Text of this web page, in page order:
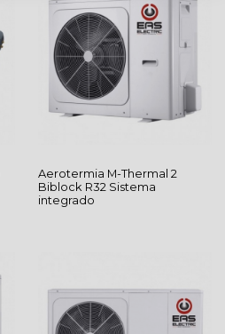
Aerotermia M-Thermal 2
Biblock R32 Sistema
integrado